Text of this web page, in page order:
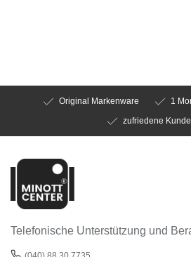
Original Markenware
1
zufriedene
Telefonische Unterstützung und